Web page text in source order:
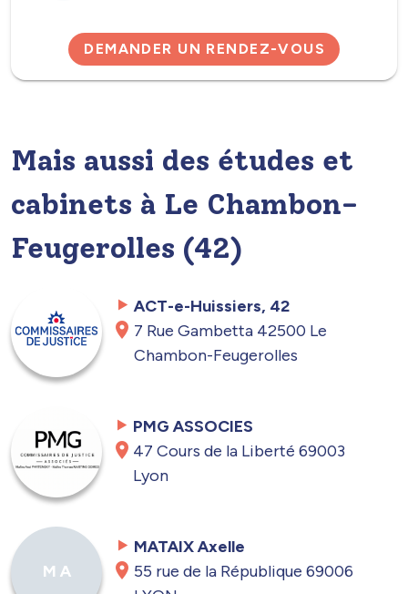
DEMANDER UN RENDEZ-VOUS
Mais aussi des études et
cabinets à Le Chambon-
Feugerolles (42)
ACT-e-Huissiers, 42
7 Rue Gambetta 42500 Le
Chambon-Feugerolles
PMG ASSOCIES
47 Cours de la Liberté 69003
Lyon
M A
MATAIX Axelle
55 rue de la République 69006